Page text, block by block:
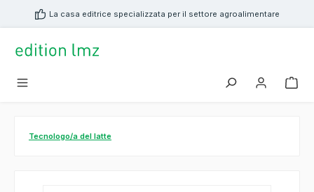
principaleLa casa editrice specializzata per il settore agroalimentare
Tecnologo/a del latte